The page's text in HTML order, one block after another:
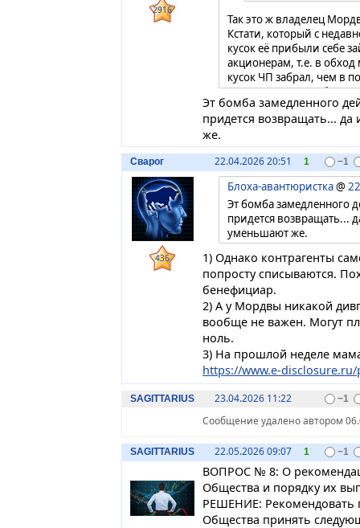
2916
Так это ж владелец
Кстати, который с
кусок её прибыли себе
акционерам, т.е. в
кусок ЧП забрал, чем в
истории, где подобные
тащить себе
ниже депозитных. Т.е. не
процентный доход.
подобного...
Эт бомба замедленного
придется возвращать...
же.
Сварог 22.04.2026 20:51 1 −1
436
Блоха-авантюристка@
Эт бомба замедленного
придется возвращать...
уменьшают же.
1) Однако контрагенты
попросту списываются.
бенефициар.
2) А у Мордвы никакой
вообще не важен. Могут
ноль.
3) На прошлой неделе
https://www.e-disclosure.ru/
SAGITTARIUS 23.04.2026 11:22 −1
Сообщение удалено автором
SAGITTARIUS 22.05.2026 09:07 1 −1
ВОПРОС № 8: О
Общества и порядку их
РЕШЕНИЕ: Рекомендовать
Общества принять